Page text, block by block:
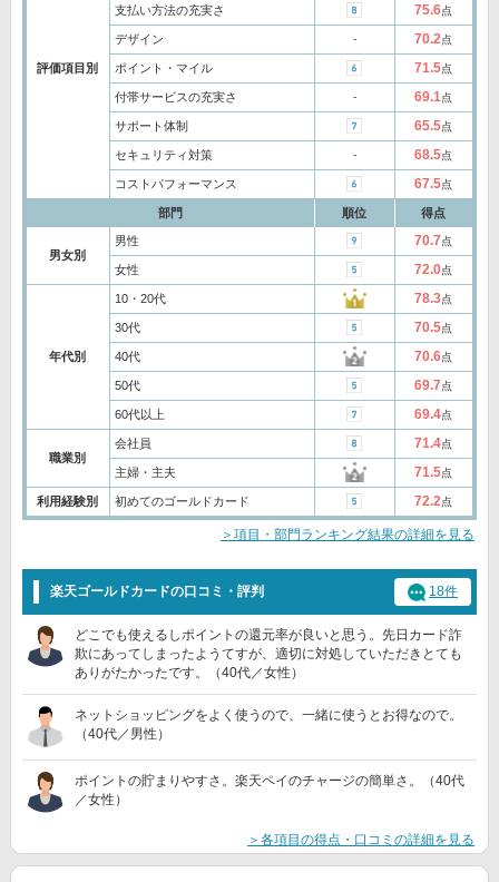
評価項目別
支払い方法の充実さ 75.6点
デザイン ‐ 70.2点
ポイント・マイル 71.5点
付帯サービスの充実さ ‐ 69.1点
サポート体制 65.5点
セキュリティ対策 ‐ 68.5点
コストパフォーマンス 67.5点
部門 順位 得点
男女別
男性 70.7点
女性 72.0点
年代別
10・20代 78.3点
30代 70.5点
40代 70.6点
50代 69.7点
60代以上 69.4点
職業別
会社員 71.4点
主婦・主夫 71.5点
利用経験別 初めてのゴールドカード 72.2点
＞項目・部門ランキング結果の詳細を見る
楽天ゴールドカードの口コミ・評判 18件
どこでも使えるしポイントの還元率が良いと思う。先日カード詐
欺にあってしまったようてすが、適切に対処していただきとても
ありがたかったです。（40代／女性）
ネットショッピングをよく使うので、一緒に使うとお得なので。
（40代／男性）
ポイントの貯まりやすさ。楽天ペイのチャージの簡単さ。（40代
／女性）
＞各項目の得点・口コミの詳細を見る